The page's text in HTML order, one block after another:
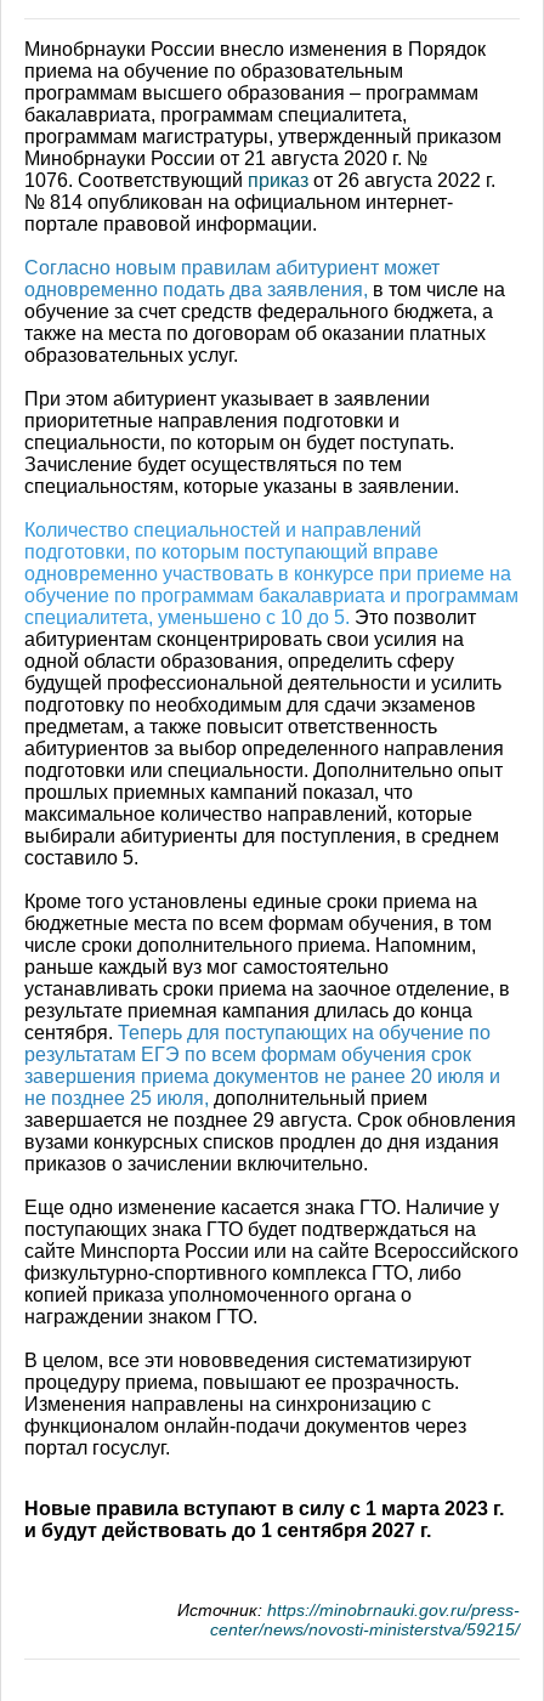
Минобрнауки России внесло изменения в Порядок
приема на обучение по образовательным
программам высшего образования – программам
бакалавриата, программам специалитета,
программам магистратуры, утвержденный приказом
Минобрнауки России от 21 августа 2020 г. №
1076. Соответствующий приказ от 26 августа 2022 г.
№ 814 опубликован на официальном интернет-
портале правовой информации.
Согласно новым правилам абитуриент может
одновременно подать два заявления, в том числе на
обучение за счет средств федерального бюджета, а
также на места по договорам об оказании платных
образовательных услуг.
При этом абитуриент указывает в заявлении
приоритетные направления подготовки и
специальности, по которым он будет поступать.
Зачисление будет осуществляться по тем
специальностям, которые указаны в заявлении.
Количество специальностей и направлений
подготовки, по которым поступающий вправе
одновременно участвовать в конкурсе при приеме на
обучение по программам бакалавриата и программам
специалитета, уменьшено с 10 до 5. Это позволит
абитуриентам сконцентрировать свои усилия на
одной области образования, определить сферу
будущей профессиональной деятельности и усилить
подготовку по необходимым для сдачи экзаменов
предметам, а также повысит ответственность
абитуриентов за выбор определенного направления
подготовки или специальности. Дополнительно опыт
прошлых приемных кампаний показал, что
максимальное количество направлений, которые
выбирали абитуриенты для поступления, в среднем
составило 5.
Кроме того установлены единые сроки приема на
бюджетные места по всем формам обучения, в том
числе сроки дополнительного приема. Напомним,
раньше каждый вуз мог самостоятельно
устанавливать сроки приема на заочное отделение, в
результате приемная кампания длилась до конца
сентября. Теперь для поступающих на обучение по
результатам ЕГЭ по всем формам обучения срок
завершения приема документов не ранее 20 июля и
не позднее 25 июля, дополнительный прием
завершается не позднее 29 августа. Срок обновления
вузами конкурсных списков продлен до дня издания
приказов о зачислении включительно.
Еще одно изменение касается знака ГТО. Наличие у
поступающих знака ГТО будет подтверждаться на
сайте Минспорта России или на сайте Всероссийского
физкультурно-спортивного комплекса ГТО, либо
копией приказа уполномоченного органа о
награждении знаком ГТО.
В целом, все эти нововведения систематизируют
процедуру приема, повышают ее прозрачность.
Изменения направлены на синхронизацию с
функционалом онлайн-подачи документов через
портал госуслуг.
Новые правила вступают в силу с 1 марта 2023 г.
и будут действовать до 1 сентября 2027 г.
Источник: https://minobrnauki.gov.ru/press-
center/news/novosti-ministerstva/59215/